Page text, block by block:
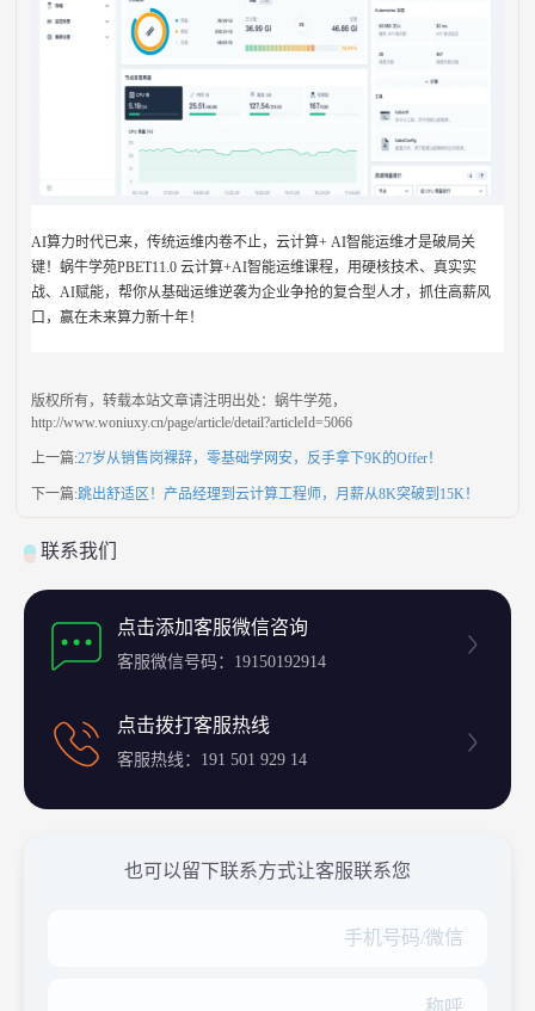
AI算力时代已来，传统运维内卷不止，云计算+ AI智能运维才是破局关
键！蜗牛学苑PBET11.0 云计算+AI智能运维课程，用硬核技术、真实实
战、AI赋能，帮你从基础运维逆袭为企业争抢的复合型人才，抓住高薪风
口，赢在未来算力新十年！
版权所有，转载本站文章请注明出处：蜗牛学苑，
http://www.woniuxy.cn/page/article/detail?articleId=5066
上一篇:27岁从销售岗裸辞，零基础学网安，反手拿下9K的Offer！
下一篇:跳出舒适区！产品经理到云计算工程师，月薪从8K突破到15K！
联系我们
点击添加客服微信咨询
客服微信号码：19150192914
点击拨打客服热线
客服热线：191 501 929 14
也可以留下联系方式让客服联系您